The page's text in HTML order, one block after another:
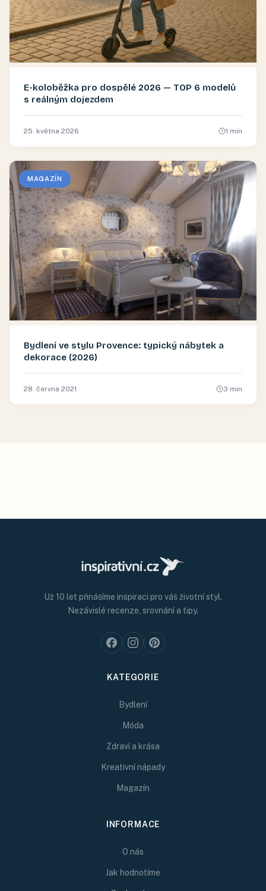
E-koloběžka pro dospělé 2026 — TOP 6 modelů
s reálným dojezdem
25. května 2026 1 min
MAGAZÍN
Bydlení ve stylu Provence: typický nábytek a
dekorace (2026)
28. června 2021 3 min
Už 10 let přinášíme inspiraci pro váš životní styl.
Nezávislé recenze, srovnání a tipy.
KATEGORIE
Bydlení
Móda
Zdraví a krása
Kreativní nápady
Magazín
INFORMACE
O nás
Jak hodnotíme